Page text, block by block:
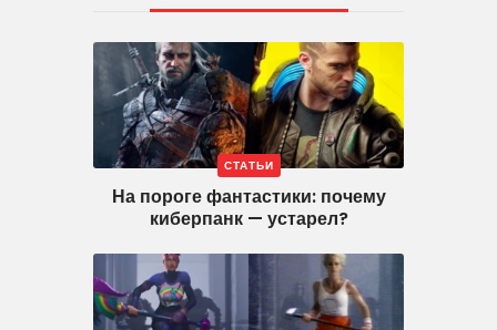
СТАТЬИ
На пороге фантастики: почему
киберпанк — устарел?